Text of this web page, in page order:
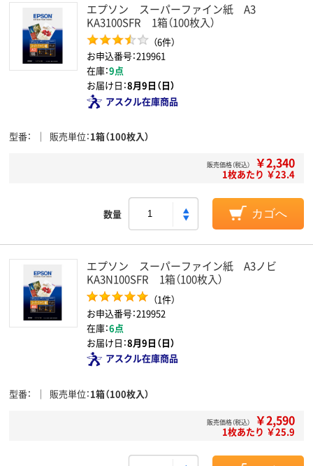
エプソン スーパーファイン紙 A3
KA3100SFR 1箱（100枚入）
（6件）
お申込番号：219961
在庫：9点
お届け日：8月9日（日）
アスクル在庫商品
型番 販売単位 1箱（100枚入）
販売価格（税込） ￥2,340
1枚あたり ￥23.4
数量 カゴへ
エプソン スーパーファイン紙 A3ノビ
KA3N100SFR 1箱（100枚入）
（1件）
お申込番号：219952
在庫：6点
お届け日：8月9日（日）
アスクル在庫商品
型番 販売単位 1箱（100枚入）
販売価格（税込） ￥2,590
1枚あたり ￥25.9